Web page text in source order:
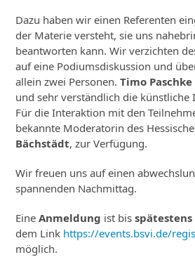
Dazu haben wir einen Referenten
der Materie versteht, sie uns
beantworten kann. Wir verzichten
auf eine Podiumsdiskussion und
allein zwei Personen.Timo Paschke
und sehr verständlich die künstliche
Für die Interaktion mit den
bekannte Moderatorin des
Bächstädt, zur Verfügung.
Wir freuen uns auf einen
spannenden Nachmittag.
EineAnmeldung ist bisspätestens
dem Link https://events.bsvi.de/
möglich.